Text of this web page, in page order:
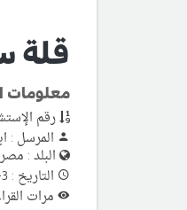
قلة
معلومات
رقم
المرسل :
البلد : مصر
التاريخ : 3-08-2011
مرات القراءة